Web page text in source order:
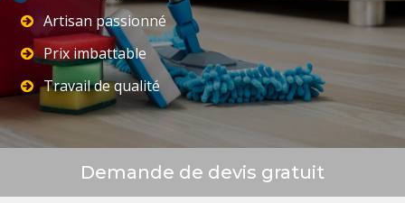
Artisan passionné
Prix imbattable
Travail de qualité
Demande de devis gratuit